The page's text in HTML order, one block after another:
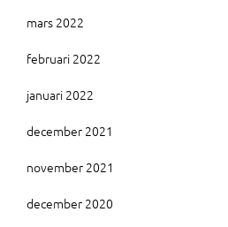
mars 2022
februari 2022
januari 2022
december 2021
november 2021
december 2020